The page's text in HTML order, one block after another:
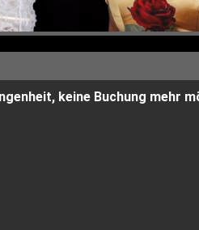
keine Buchung mehr